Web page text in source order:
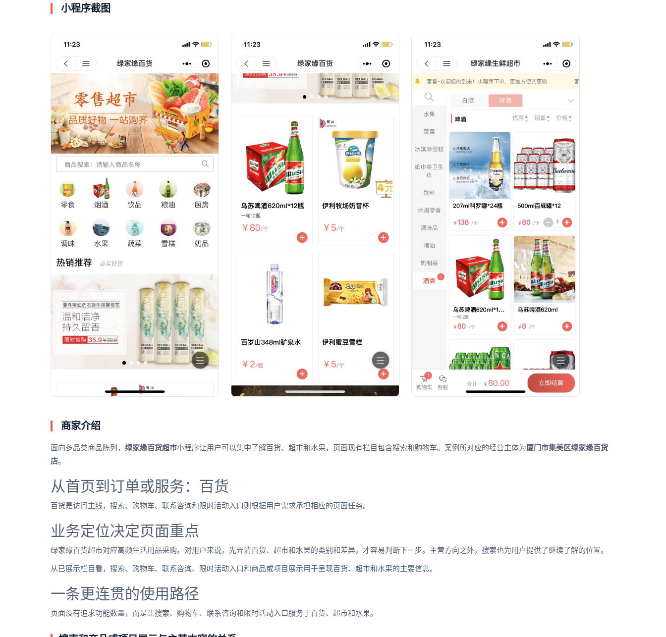
小程序截图
商家介绍
面向多品类商品陈列， 绿家缘百货超市小程序让用户可以集中了解百货、超市和水果，页面现有栏目包含搜索和购物车。案例所对应的经营主体为厦门市集美区绿家缘百货
店。
从首页到订单或服务：百货
百货是访问主线，搜索、购物车、联系咨询和限时活动入口则根据用户需求承担相应的页面任务。
业务定位决定页面重点
绿家缘百货超市对应高频生活用品采购。对用户来说，先弄清百货、超市和水果的类别和差异，才容易判断下一步。主营方向之外，搜索也为用户提供了继续了解的位置。
从已展示栏目看，搜索、购物车、联系咨询、限时活动入口和商品或项目展示用于呈现百货、超市和水果的主要信息。
一条更连贯的使用路径
页面没有追求功能数量，而是让搜索、购物车、联系咨询和限时活动入口服务于百货、超市和水果。